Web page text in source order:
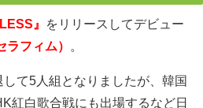
』
をリリースしてデビュー
ラフィム）
して5 人組となりましたが、韓国
紅白歌合戦にも出場するなど日